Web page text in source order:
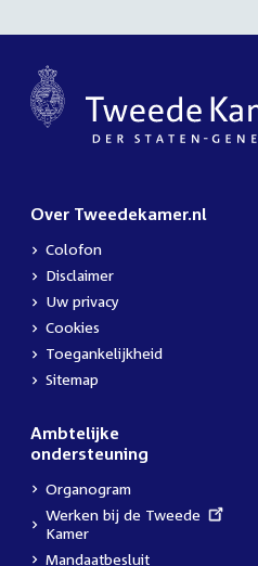
Over Tweedekamer.nl
Colofon
Disclaimer
Uw privacy
Cookies
Toegankelijkheid
Sitemap
Ambtelijke
ondersteuning
Organogram
External
link:
Werken bij de Tweede
Kamer
Mandaatbesluit